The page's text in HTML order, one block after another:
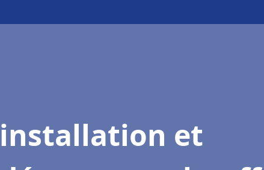
installation et